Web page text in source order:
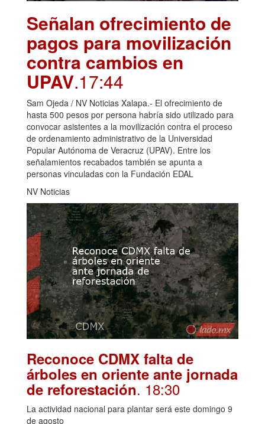
Señalan ofrecimiento de
pagos para movilización
contra cambios en
UPAV.17:44
Sam Ojeda / NV Noticias Xalapa.- El ofrecimiento de
hasta 500 pesos por persona habría sido utilizado para
convocar asistentes a la movilización contra el proceso
de ordenamiento administrativo de la Universidad
Popular Autónoma de Veracruz (UPAV). Entre los
señalamientos recabados también se apunta a
personas vinculadas con la Fundación EDAL
NV Noticias
Reconoce CDMX falta de
árboles en oriente ante jornada
de reforestación. 18:30
La actividad nacional para plantar será este domingo 9
de agosto